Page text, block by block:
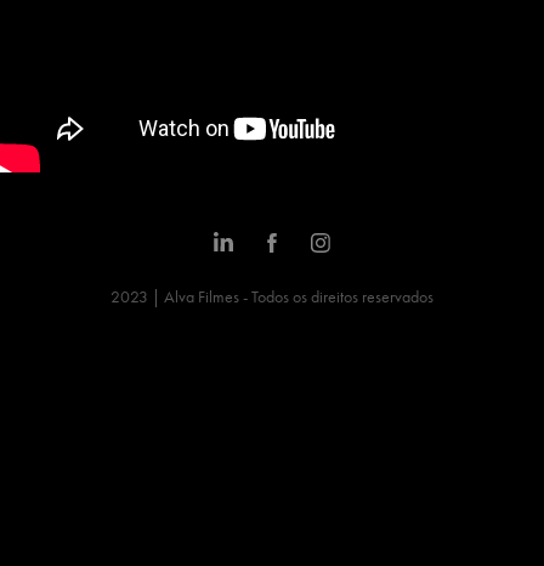
2023 | Alva Filmes - Todos os direitos reservados